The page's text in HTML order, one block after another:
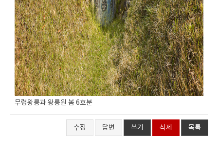
무령왕릉과 왕릉원 봄 6호분
수정 답변 쓰기 삭제 목록